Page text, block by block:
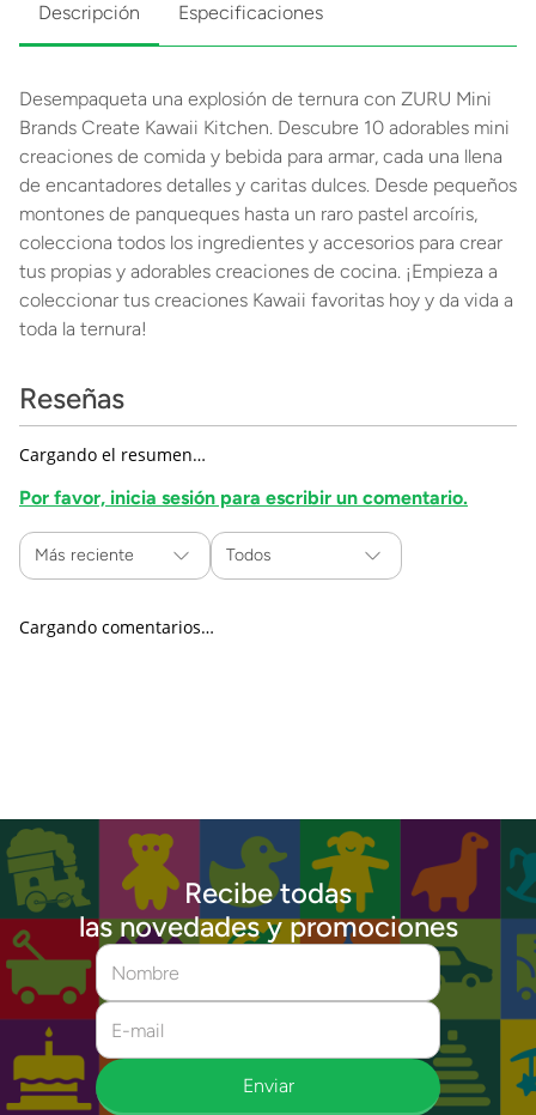
Descripción Especificaciones
Desempaqueta una explosión de ternura con ZURU Mini
Brands Create Kawaii Kitchen. Descubre 10 adorables mini
creaciones de comida y bebida para armar, cada una llena
de encantadores detalles y caritas dulces. Desde pequeños
montones de panqueques hasta un raro pastel arcoíris,
colecciona todos los ingredientes y accesorios para crear
tus propias y adorables creaciones de cocina. ¡Empieza a
coleccionar tus creaciones Kawaii favoritas hoy y da vida a
toda la ternura!
Reseñas
Cargando el resumen…
Por favor, inicia sesión para escribir un comentario.
Más reciente Todos
Cargando comentarios…
Recibe todas
las novedades y promociones
Enviar